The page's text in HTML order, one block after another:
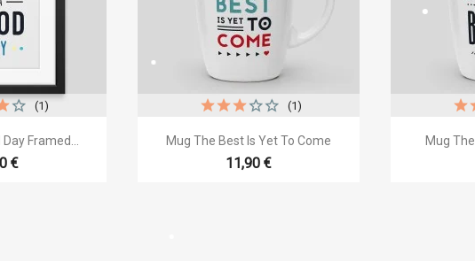
Framed...
€
(1)
 Быстрый просмотр
Mug The Best Is Yet To Come
11,90 €
(1)

Mug